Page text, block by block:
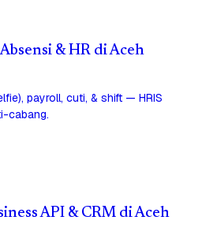
& HR di Aceh
payroll, cuti, & shift — HRIS
cabang.
API & CRM di Aceh